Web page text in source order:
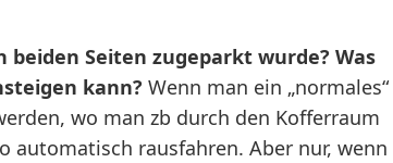
Seiten zugeparkt wurde? Was
kann? Wenn man ein „normales“
wo man zb durch den Kofferraum
automatisch rausfahren. Aber nur, wenn